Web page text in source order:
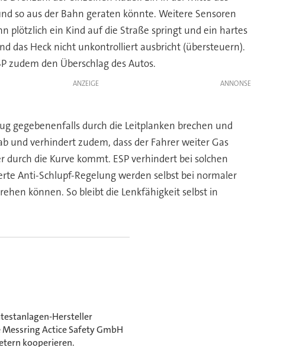
so aus der Bahn geraten könnte. Weitere Sensoren
plötzlich ein Kind auf die Straße springt und ein hartes
das Heck nicht unkontrolliert ausbricht (übersteuern).
zudem den Überschlag des Autos.
ANZEIGE
gegebenenfalls durch die Leitplanken brechen und
und verhindert zudem, dass der Fahrer weiter Gas
die Kurve kommt. ESP verhindert bei solchen
Anti-Schlupf-Regelung werden selbst bei normaler
können. So bleibt die Lenkfähigkeit selbst in
Hersteller
Actice Safety GmbH
kooperieren.